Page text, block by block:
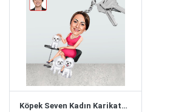
Köpek Seven Kadın Karikatür Biblo Anahtarlık